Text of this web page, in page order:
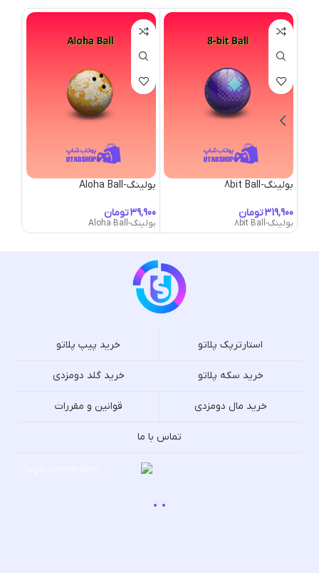
بولینگ-8bit Ball
تومان
بولینگ-8bit Ball
بولینگ-Aloha Ball
تومان
بولینگ-Aloha Ball
استارترپک پلاتو خرید پیپ پلاتو
خرید سکه پلاتو خرید گلد دومزدی
خرید مال دومزدی قوانین و مقررات
تماس با ما